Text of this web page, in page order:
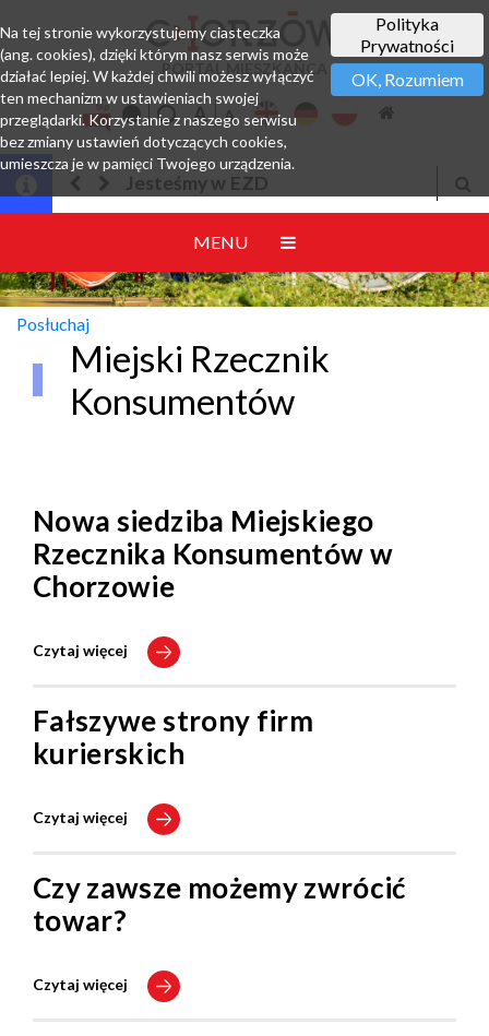
PORTAL MIESZKAŃCA
Jesteśmy w EZD
MENU
Posłuchaj
Miejski Rzecznik
Konsumentów
Nowa siedziba Miejskiego
Rzecznika Konsumentów w
Chorzowie
Czytaj więcej
Fałszywe strony firm
kurierskich
Czytaj więcej
Czy zawsze możemy zwrócić
towar?
Czytaj więcej
Polityka
Prywatności
OK, Rozumiem
Na tej stronie wykorzystujemy ciasteczka
(ang. cookies), dzięki którym nasz serwis może
działać lepiej. W każdej chwili możesz wyłączyć
ten mechanizm w ustawieniach swojej
przeglądarki. Korzystanie z naszego serwisu
bez zmiany ustawień dotyczących cookies,
umieszcza je w pamięci Twojego urządzenia.